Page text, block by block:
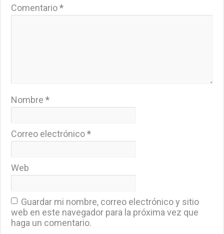
Comentario*
Nombre*
Correo electrónico*
Web
Guardar mi nombre, correo electrónico y sitio
web en este navegador para la próxima vez que
haga un comentario.